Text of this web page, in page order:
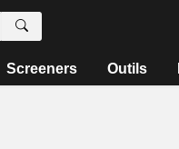
Screeners Outils